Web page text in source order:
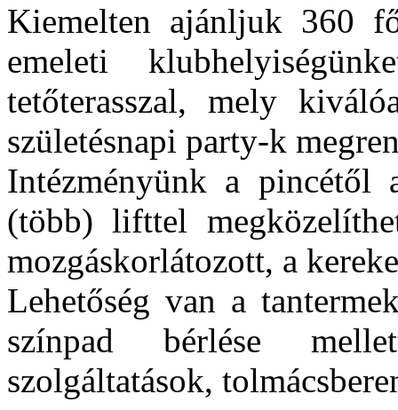
Kiemelten ajánljuk 360
emeleti
tetőterasszal, mely
születésnapi party-k
Intézményünk a pincétől
(több) lifttel
mozgáskorlátozott, a
Lehetőség van a
színpad bérlése
szolgáltatások,